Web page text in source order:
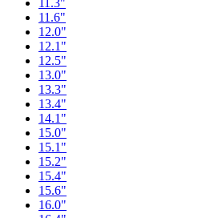
11.3"
11.6"
12.0"
12.1"
12.5"
13.0"
13.3"
13.4"
14.1"
15.0"
15.1"
15.2"
15.4"
15.6"
16.0"